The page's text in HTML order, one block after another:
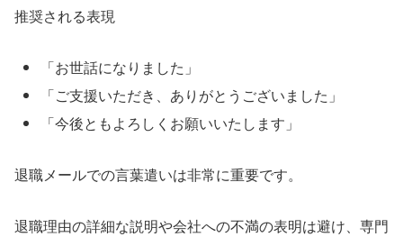
推奨される表現
「お世話になりました」
「ご支援いただき、ありがとうございました」
「今後ともよろしくお願いいたします」
退職メールでの言葉遣いは非常に重要です。
退職理由の詳細な説明や会社への不満の表明は避け、専門